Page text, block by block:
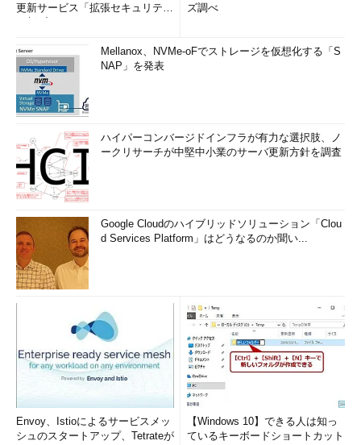
更新サービス「拡張セキュリティ
ズ調べ
Mellanox、NVMe-oFでストレージを仮想化する「S
NAP」を発表
ハイパーコンバージドインフラが有力な選択肢、ノ
ークリサーチが中堅中小業のサーバ更新方針を調査
Google Cloudのハイブリッドソリューション「Clou
d Services Platform」はどうなるのか聞い...
Envoy、Istioによるサービスメッ
シュのスタートアップ、Tetrateが
【Windows 10】できる人は知っ
ているキーボードショートカット